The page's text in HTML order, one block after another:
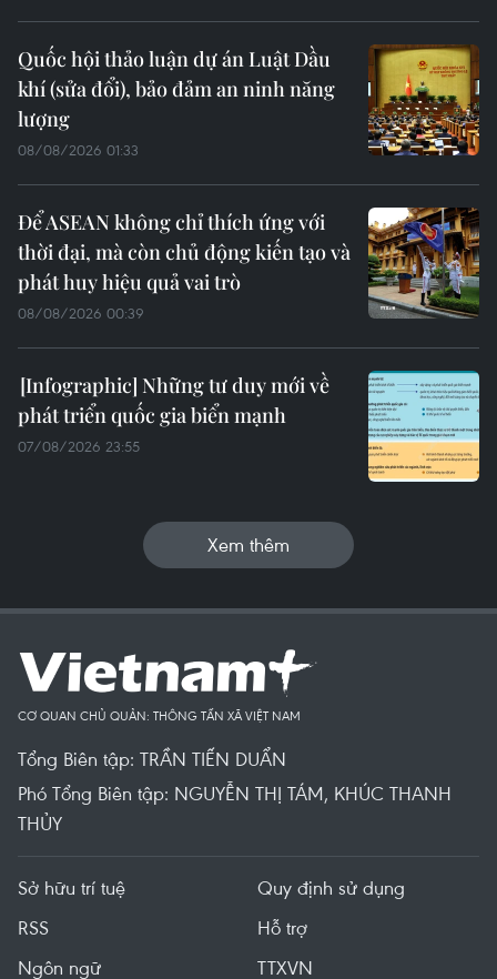
Quốc hội thảo luận dự án Luật Dầu
khí (sửa đổi), bảo đảm an ninh năng
lượng
08/08/2026 01:33
Để ASEAN không chỉ thích ứng với
thời đại, mà còn chủ động kiến tạo và
phát huy hiệu quả vai trò
08/08/2026 00:39
Những tư duy mới về
phát triển quốc gia biển mạnh
07/08/2026 23:55
Xem thêm
CƠ QUAN CHỦ QUẢN: THÔNG TẤN XÃ VIỆT NAM
Tổng Biên tập: TRẦN TIẾN DUẨN
Phó Tổng Biên tập: NGUYỄN THỊ TÁM, KHÚC THANH
THỦY
Sở hữu trí tuệ
Quy định sử dụng
RSS
Hỗ trợ
Ngôn ngữ
TTXVN